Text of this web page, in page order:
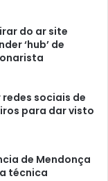
do ar site
‘hub’ de
sociais de
para dar visto
de Mendonça
técnica